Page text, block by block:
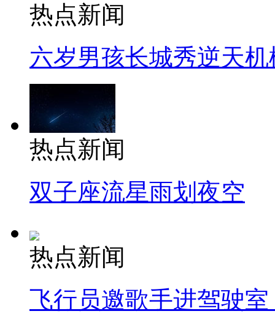
热点新闻
六岁男孩长城秀逆天机
热点新闻
双子座流星雨划夜空
热点新闻
飞行员邀歌手进驾驶